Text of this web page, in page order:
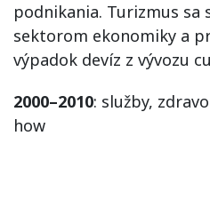
podnikania. Turizmus
sektorom ekonomiky a
výpadok devíz z vývozu
2000–2010: služby,
how